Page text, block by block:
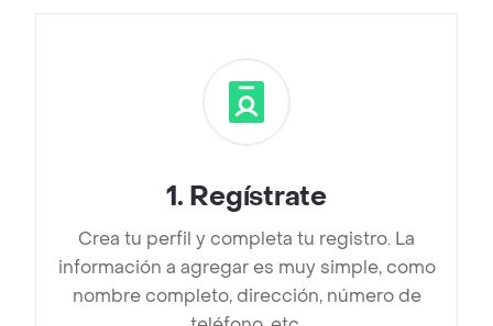
1. Regístrate
Crea tu perfil y completa tu registro. La
información a agregar es muy simple, como
nombre completo, dirección, número de